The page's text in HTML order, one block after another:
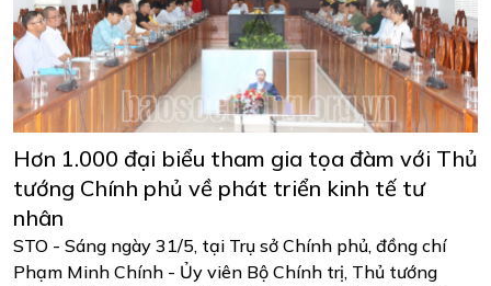
Hơn 1.000 đại biểu tham gia tọa đàm với Thủ
tướng Chính phủ về phát triển kinh tế tư
nhân
STO - Sáng ngày 31/5, tại Trụ sở Chính phủ, đồng chí
Phạm Minh Chính - Ủy viên Bộ Chính trị, Thủ tướng